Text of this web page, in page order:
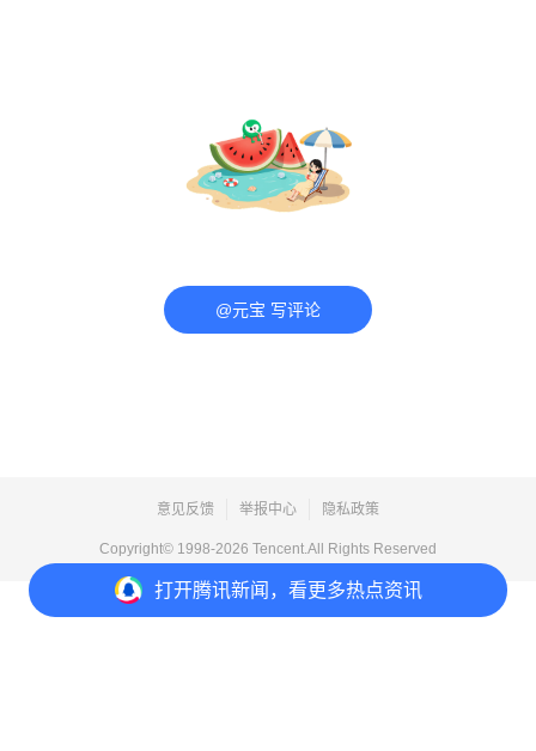
打开腾讯新闻，看更多热点资讯
@元宝 写评论
意见反馈 举报中心 隐私政策
Copyright© 1998-2026 Tencent.All Rights Reserved